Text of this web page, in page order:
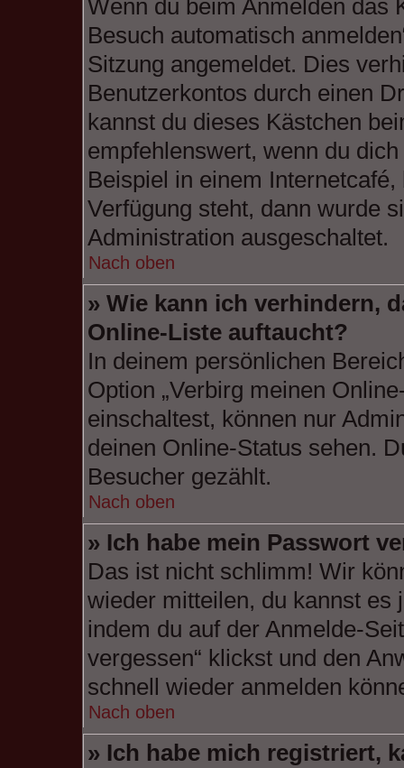
Wenn du beim Anmelden das
Besuch automatisch
Sitzung angemeldet. Dies
Benutzerkontos durch einen
kannst du dieses Kästchen
empfehlenswert, wenn du
Beispiel in einem
Verfügung steht, dann wurde
Administration ausgeschaltet.
Nach oben
» Wie kann ich verhindern,
Online-Liste auftaucht?
In deinem persönlichen
Option „Verbirg meinen
einschaltest, können nur
deinen Online-Status sehen.
Besucher gezählt.
Nach oben
» Ich habe mein Passwort
Das ist nicht schlimm! Wir
wieder mitteilen, du kannst es
indem du auf der Anmelde-
vergessen“ klickst und den
schnell wieder anmelden
Nach oben
» Ich habe mich registriert,